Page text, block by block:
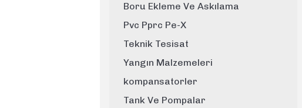
Boru Ekleme Ve Askılama
Pvc Pprc Pe-X
Teknik Tesisat
Yangın Malzemeleri
kompansatorler
Tank Ve Pompalar